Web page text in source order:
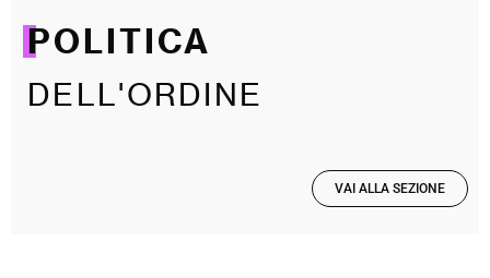
POLITICA
DELL'ORDINE
VAI ALLA SEZIONE